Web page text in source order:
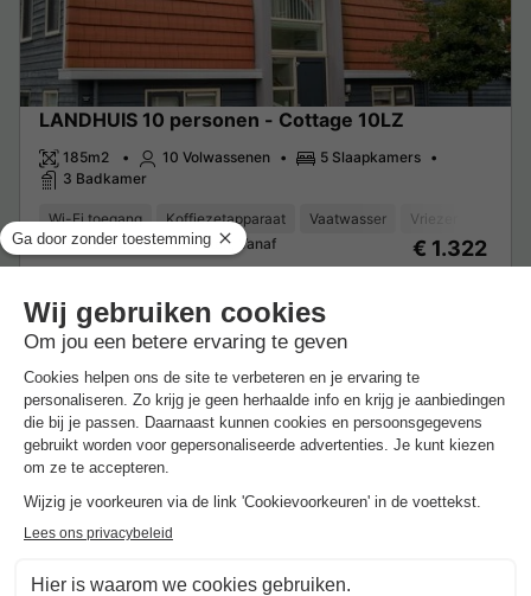
LANDHUIS 10 personen - Cottage 10LZ
185m2 10 Volwassenen
5 Slaapkamers
3 Badkamer
Wi-Fi toegang Koffiezetapparaat Vaatwasser Vriezer
Van 27 tot 30 nov, 3 nachten, Vanaf
€ 1.322
Zie aanbiedingen
Meer weten
Chalet